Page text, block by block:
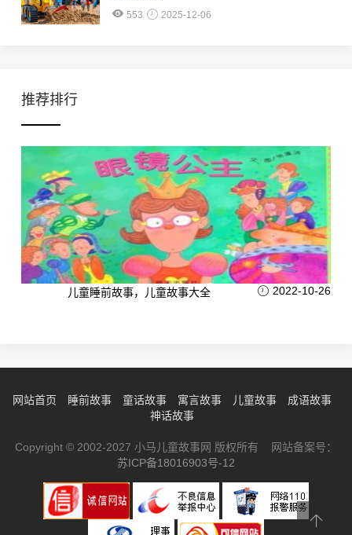
553 2025-12-06
推荐排行
儿童睡前故事，儿童故事大全 2022-10-26
网站首页 睡前故事 童话故事 寓言故事 儿童故事
成语故事
神话故事
Copyright © 2002-2027 小马儿童故事网 版权所有 网站备案号：
苏ICP备18016903号-12